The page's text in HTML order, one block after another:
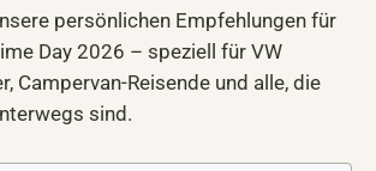
persönlichen Empfehlungen für
Day 2026 – speziell für VW
Campervan-Reisende und alle, die
sind.